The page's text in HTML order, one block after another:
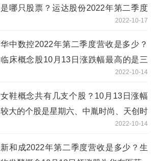
是哪只股票？运达股份2022年第二季度
2022-10-17
华中数控2022年第二季度营收是多少？
临床概念股10月13日涨跌幅最高的是三
2022-10-14
女鞋概念共有几支个股？10月13日涨幅
较大的个股是星期六、中胤时尚、天创时
2022-10-14
新和成2022年第二季度营收是多少？生